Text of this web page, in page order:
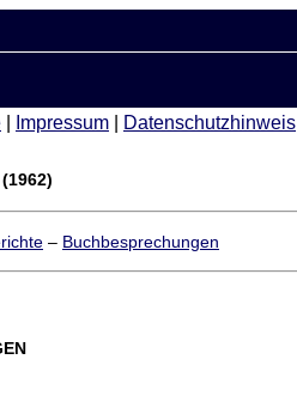
Impressum Datenschutzhinweis
– Buchbesprechungen